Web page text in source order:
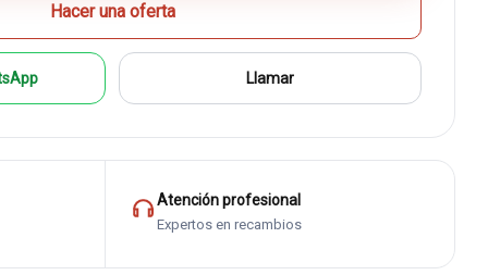
Hacer una oferta
Llamar
Atención profesional
Expertos en recambios